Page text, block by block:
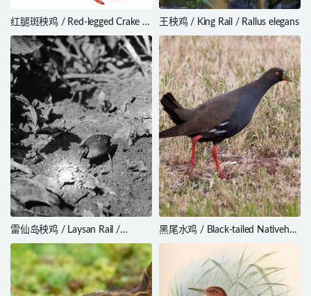
红腿斑秧鸡 / Red-legged Crake /
Rallina fasciata
王秧鸡 / King Rail / Rallus elegans
雷仙岛秧鸡 / Laysan Rail /
Zapornia palmeri
黑尾水鸡 / Black-tailed Nativehen
/ Tribonyx ventralis